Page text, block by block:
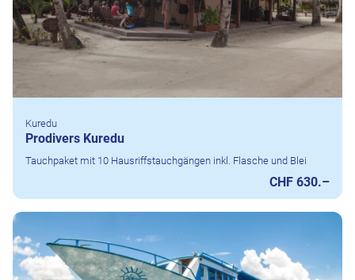
Kuredu
Prodivers Kuredu
Tauchpaket mit 10 Hausriffstauchgängen inkl. Flasche und Blei
CHF 630.–